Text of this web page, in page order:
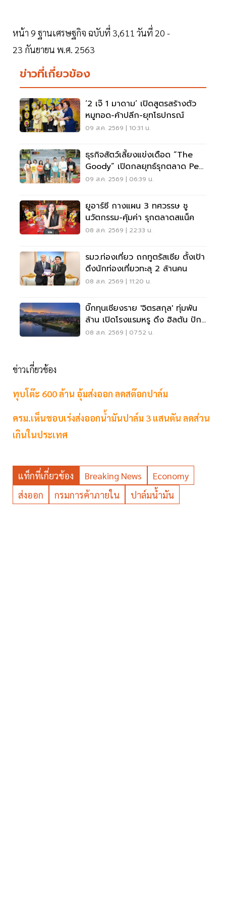
หน้า 9 ฐานเศรษฐกิจ ฉบับที่ 3,611 วันที่ 20 -
23 กันยายน พ.ศ. 2563
ข่าวที่เกี่ยวข้อง
‘2 เจ๊ 1 มาดาม’ เปิดสูตรสร้างตัว
หมูทอด-ค้าปลีก-ยุทโธปกรณ์
09 ส.ค. 2569 | 10:31 น.
ธุรกิจสัตว์เลี้ยงแข่งเดือด “The
Goody” เปิดกลยุทธ์รุกตลาด Pet
Humanization
09 ส.ค. 2569 | 06:39 น.
ยูอาร์ซี กางแผน 3 ทศวรรษ ชู
นวัตกรรม-คุ้มค่า รุกตลาดสแน็ค
08 ส.ค. 2569 | 22:33 น.
รมว.ท่องเที่ยว ถกทูตรัสเซีย ตั้งเป้า
ดึงนักท่องเที่ยวทะลุ 2 ล้านคน
08 ส.ค. 2569 | 11:20 น.
บิ๊กทุนเชียงราย 'จิตรสกุล' ทุ่มพัน
ล้าน เปิดโรงแรมหรู ดึง ฮิลตัน ปัก
หมุดแบรนด์ใหม่
08 ส.ค. 2569 | 07:52 น.
ข่าวเกี่ยวข้อง
ทุบโต๊ะ 600 ล้าน อุ้มส่งออก ลดสต๊อกปาล์ม
ครม.เห็นชอบเร่งส่งออกน้ำมันปาล์ม 3 แสนตัน ลดส่วน
เกินในประเทศ
แท็กที่เกี่ยวข้อง Breaking News
Economy
ส่งออก
กรมการค้าภายใน ปาล์มน้ำมัน